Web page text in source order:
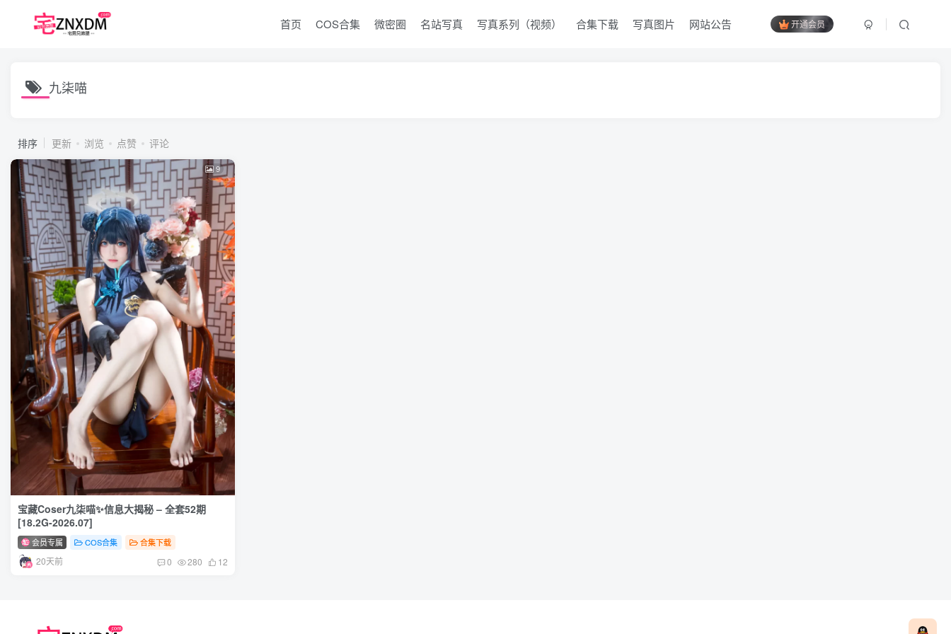
开通会员
首页 COS合集 微密圈 名站写真 写真系列（视频） 合集下载 写真图片 网站公告
九柒喵
排序 更新 浏览 点赞 评论
9
宝藏Coser九柒喵✨信息大揭秘 – 全套52期
[18.2G-2026.07]
会员专属 COS合集 合集下载
20天前 0 280 12